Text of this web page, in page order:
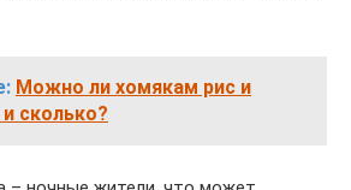
Можно ли хомякам рис и
сколько?